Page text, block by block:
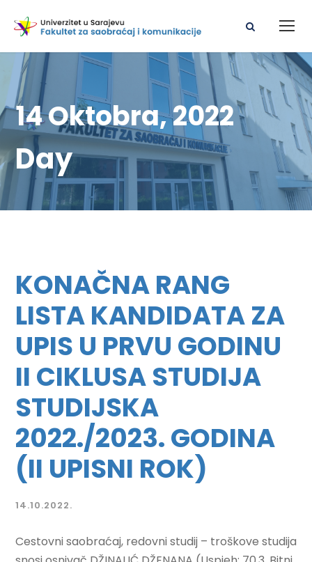
14 Oktobra, 2022
Day
KONAČNA RANG
LISTA KANDIDATA ZA
UPIS U PRVU GODINU
II CIKLUSA STUDIJA
STUDIJSKA
2022./2023. GODINA
(II UPISNI ROK)
14.10.2022.
Cestovni saobraćaj, redovni studij – troškove studija